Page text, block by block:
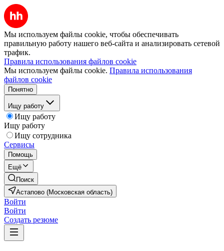
Мы используем файлы cookie, чтобы обеспечивать
правильную работу нашего веб-сайта и анализировать сетевой
трафик.
Правила использования файлов cookie
Мы используем файлы cookie. Правила использования
файлов cookie
Понятно
Ищу работу
Ищу работу
Ищу работу
Ищу сотрудника
Сервисы
Помощь
Ещё
Поиск
Астапово (Московская область)
Войти
Войти
Создать резюме